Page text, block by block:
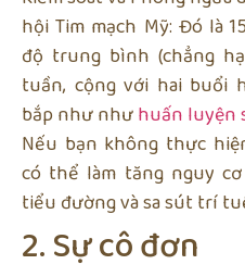
hội Tim mạch Mỹ: Đó là
độ trung bình (chẳng
tuần, cộng với hai buổi
bắp như nhưhuấn luyện
Nếu bạn không thực
có thể làm tăng nguy
tiểu đường và sa sút trí
2. Sự cô đơn